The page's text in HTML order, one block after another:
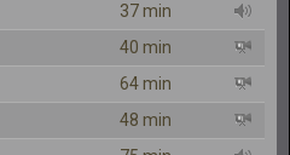
37 min
40 min
64 min
48 min